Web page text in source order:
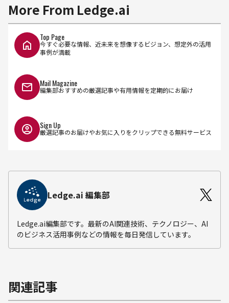
More From Ledge.ai
Top Page
今すぐ必要な情報、近未来を想像するビジョン、想定外の活用
事例が満載
Mail Magazine
編集部おすすめの厳選記事や有用情報を定期的にお届け
Sign Up
厳選記事のお届けやお気に入りをクリップできる無料サービス
Ledge.ai 編集部
Ledge.ai編集部です。最新のAI関連技術、テクノロジー、AI
のビジネス活用事例などの情報を毎日発信しています。
関連記事